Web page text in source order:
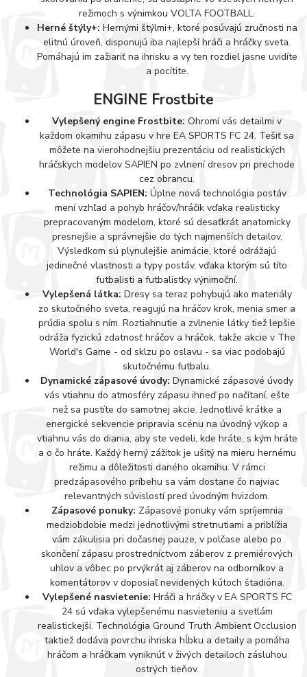
režimoch s výnimkou VOLTA FOOTBALL.
Herné štýly+: Hernými štýlmi+, ktoré posúvajú zručnosti na
elitnú úroveň, disponujú iba najlepší hráči a hráčky sveta.
Pomáhajú im zažiariť na ihrisku a vy ten rozdiel jasne uvidíte
a pocítite.
ENGINE Frostbite
Vylepšený engine Frostbite: Ohromí vás detailmi v
každom okamihu zápasu v hre EA SPORTS FC 24. Tešiť sa
môžete na vierohodnejšiu prezentáciu od realistických
hráčskych modelov SAPIEN po zvlnení dresov pri prechode
cez obrancu.
Technológia SAPIEN: Úplne nová technológia postáv
mení vzhľad a pohyb hráčov/hráčik vďaka realisticky
prepracovaným modelom, ktoré sú desaťkrát anatomicky
presnejšie a správnejšie do tých najmenších detailov.
Výsledkom sú plynulejšie animácie, ktoré odrážajú
jedinečné vlastnosti a typy postáv, vďaka ktorým sú títo
futbalisti a futbalistky výnimoční.
Vylepšená látka: Dresy sa teraz pohybujú ako materiály
zo skutočného sveta, reagujú na hráčov krok, menia smer a
prúdia spolu s ním. Roztiahnutie a zvlnenie látky tiež lepšie
odráža fyzickú zdatnosť hráčov a hráčok, takže akcie v The
World's Game - od sklzu po oslavu - sa viac podobajú
skutočnému futbalu.
Dynamické zápasové úvody: Dynamické zápasové úvody
vás vtiahnu do atmosféry zápasu ihneď po načítaní, ešte
než sa pustíte do samotnej akcie. Jednotlivé krátke a
energické sekvencie pripravia scénu na úvodný výkop a
vtiahnu vás do diania, aby ste vedeli, kde hráte, s kým hráte
a o čo hráte. Každý herný zážitok je ušitý na mieru hernému
režimu a dôležitosti daného okamihu. V rámci
predzápasového príbehu sa vám dostane čo najviac
relevantných súvislostí pred úvodným hvizdom.
Zápasové ponuky: Zápasové ponuky vám spríjemnia
medziobdobie medzi jednotlivými stretnutiami a priblížia
vám zákulisia pri dočasnej pauze, v polčase alebo po
skončení zápasu prostredníctvom záberov z premiérových
uhlov a vôbec po prvýkrát aj záberov na odborníkov a
komentátorov v doposiaľ nevidených kútoch štadióna.
Vylepšené nasvietenie: Hráči a hráčky v EA SPORTS FC
24 sú vďaka vylepšenému nasvieteniu a svetlám
realistickejší. Technológia Ground Truth Ambient Occlusion
taktiež dodáva povrchu ihriska hĺbku a detaily a pomáha
hráčom a hráčkam vyniknúť v živých detailoch zásluhou
ostrých tieňov.